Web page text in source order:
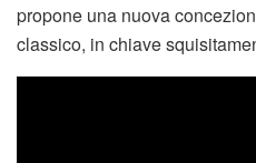
propone una nuova
classico, in chiave